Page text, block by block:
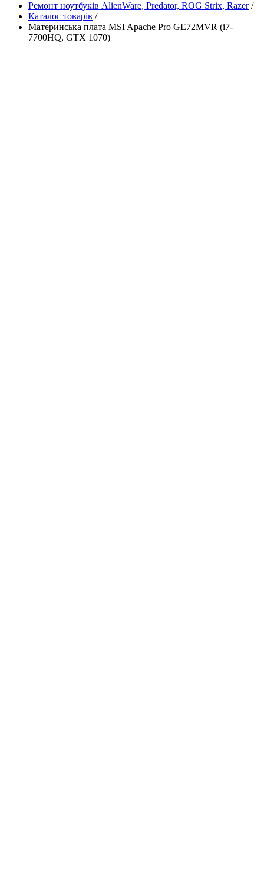
Ремонт ноутбуків AlienWare, Predator, ROG Strix, Razer/
Каталог товарів /
Материнська плата MSI Apache Pro GE72MVR (i7-
7700HQ, GTX 1070)